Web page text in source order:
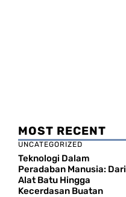
MOST RECENT
UNCATEGORIZED
Teknologi Dalam
Peradaban Manusia: Dari
Alat Batu Hingga
Kecerdasan Buatan